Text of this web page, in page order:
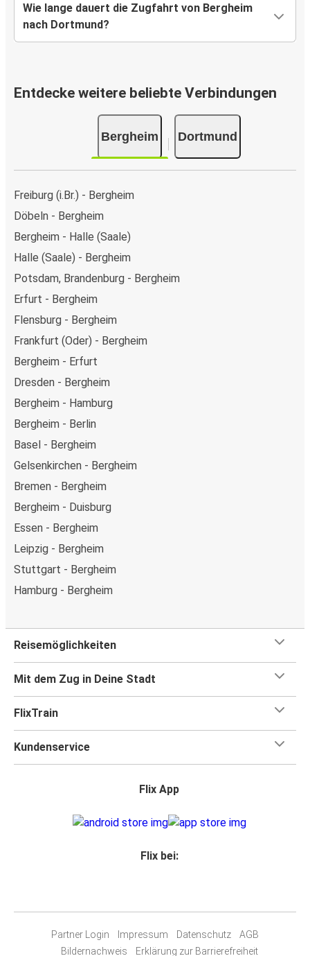
Wie lange dauert die Zugfahrt von Bergheim
nach Dortmund?
Entdecke weitere beliebte Verbindungen
Bergheim Dortmund
Freiburg (i.Br.) - Bergheim
Döbeln - Bergheim
Bergheim - Halle (Saale)
Halle (Saale) - Bergheim
Potsdam, Brandenburg - Bergheim
Erfurt - Bergheim
Flensburg - Bergheim
Frankfurt (Oder) - Bergheim
Bergheim - Erfurt
Dresden - Bergheim
Bergheim - Hamburg
Bergheim - Berlin
Basel - Bergheim
Gelsenkirchen - Bergheim
Bremen - Bergheim
Bergheim - Duisburg
Essen - Bergheim
Leipzig - Bergheim
Stuttgart - Bergheim
Hamburg - Bergheim
Reisemöglichkeiten
Mit dem Zug in Deine Stadt
FlixTrain
Kundenservice
Flix App
Flix bei:
Partner Login Impressum Datenschutz
AGB
Bildernachweis
Erklärung zur Barrierefreiheit